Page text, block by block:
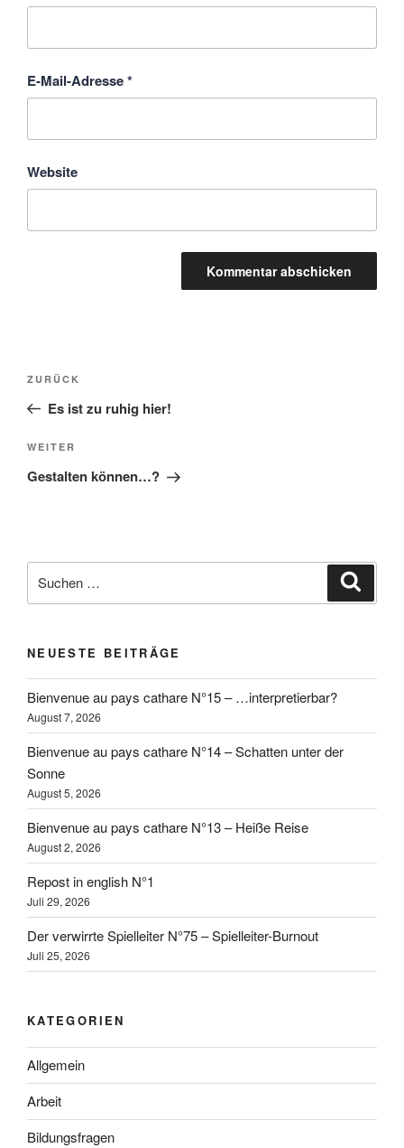
E-Mail-Adresse*
Website
Beitragsnavigation
Vorheriger
Beitrag
ZURÜCK
Es ist zu ruhig hier!
Nächster
Beitrag
WEITER
Gestalten können…?
nach:
NEUESTE BEITRÄGE
Bienvenue au pays cathare N°15 – …interpretierbar?
August 7, 2026
Bienvenue au pays cathare N°14 – Schatten unter der
Sonne
August 5, 2026
Bienvenue au pays cathare N°13 – Heiße Reise
August 2, 2026
Repost in english N°1
Juli 29, 2026
Der verwirrte Spielleiter N°75 – Spielleiter-Burnout
Juli 25, 2026
KATEGORIEN
Allgemein
Arbeit
Bildungsfragen